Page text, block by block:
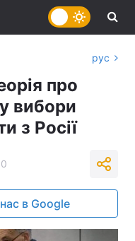
рус
про
вибори
з Росії
в Google